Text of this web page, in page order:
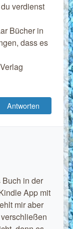
verdienst
Bücher in
dass es
Antworten
in der
App mit
mir aber